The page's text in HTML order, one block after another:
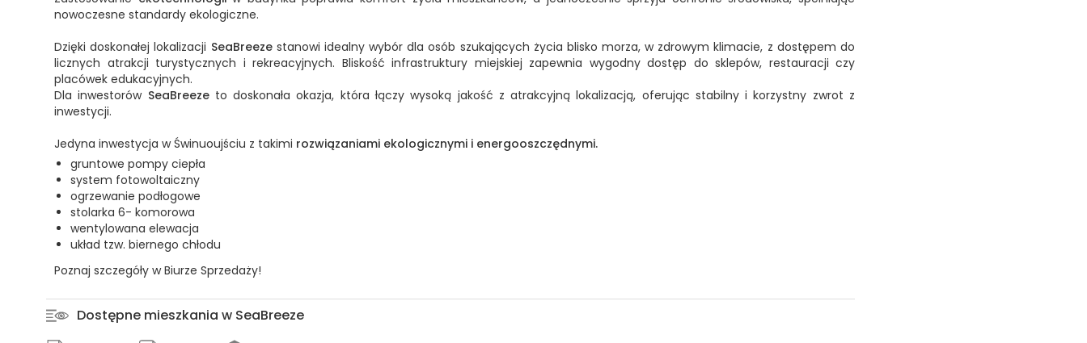
nowoczesne standardy ekologiczne.
Dzięki doskonałej lokalizacji SeaBreezestanowi idealny wybór dla osób szukających życia blisko morza, w zdrowym klimacie, z dostępem do
licznych atrakcji turystycznych i rekreacyjnych. Bliskość infrastruktury miejskiej zapewnia wygodny dostęp do sklepów, restauracji czy
placówek edukacyjnych.
Dla inwestorów SeaBreezeto doskonała okazja, która łączy wysoką jakość z atrakcyjną lokalizacją, oferując stabilny i korzystny zwrot z
inwestycji.
Jedyna inwestycja w Świnuoujściu z takimi rozwiązaniami ekologicznymi i energooszczędnymi.
gruntowe pompy ciepła
system fotowoltaiczny
ogrzewanie podłogowe
stolarka 6- komorowa
wentylowana elewacja
układ tzw. biernego chłodu
Poznaj szczegóły w Biurze Sprzedaży!
Dostępne mieszkania w SeaBreeze